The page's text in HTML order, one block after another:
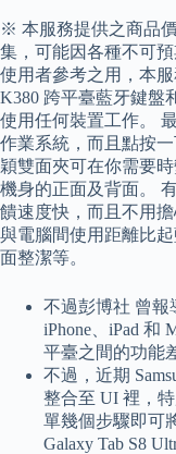
※ 本服務提供之商品
集，可能因各種不可
使用者參考之用，本
K380 跨平臺藍牙鍵盤
使用任何裝置工作。
作業系統，而且點按
穎雙面夾可在你需要
機身的正面及背面。
饋速度快，而且不用
與電腦間使用距離比
面整潔等。
不過彭博社 曾報
iPhone、iPad 和
平臺之間的功能
不過，近期
整合至 UI 裡，
單幾個步驟即可
Galaxy Tab S8